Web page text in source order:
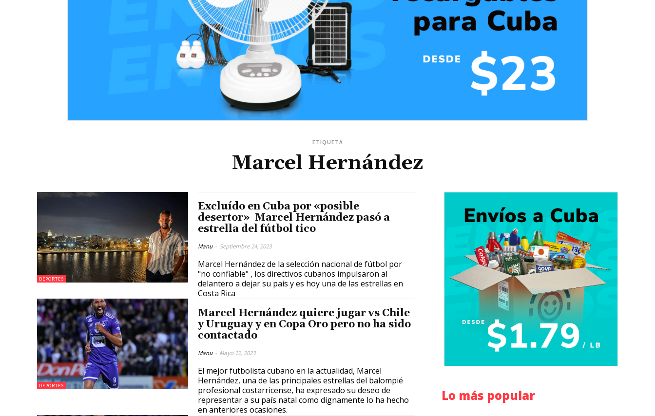
ETIQUETA
Marcel Hernández
DEPORTES
Excluído en Cuba por «posible
desertor» Marcel Hernández pasó a
estrella del fútbol tico
Manu - Septiembre 24, 2023
Marcel Hernández de la selección nacional de fútbol por
"no confiable" , los directivos cubanos impulsaron al
delantero a dejar su país y es hoy una de las estrellas en
Costa Rica
DEPORTES
Marcel Hernández quiere jugar vs Chile
y Uruguay y en Copa Oro pero no ha sido
contactado
Manu - Mayo 12, 2023
El mejor futbolista cubano en la actualidad, Marcel
Hernández, una de las principales estrellas del balompié
profesional costarricense, ha expresado su deseo de
representar a su país natal como dignamente lo ha hecho
en anteriores ocasiones.
Lo más popular